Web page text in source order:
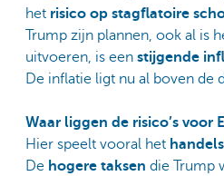
het risico op stagflatoire
Trump zijn plannen, ook al is
uitvoeren, is een stijgende
De inflatie ligt nu al boven de
Waar liggen de risico’s voor
Hier speelt vooral het
De hogere taksen die Trump